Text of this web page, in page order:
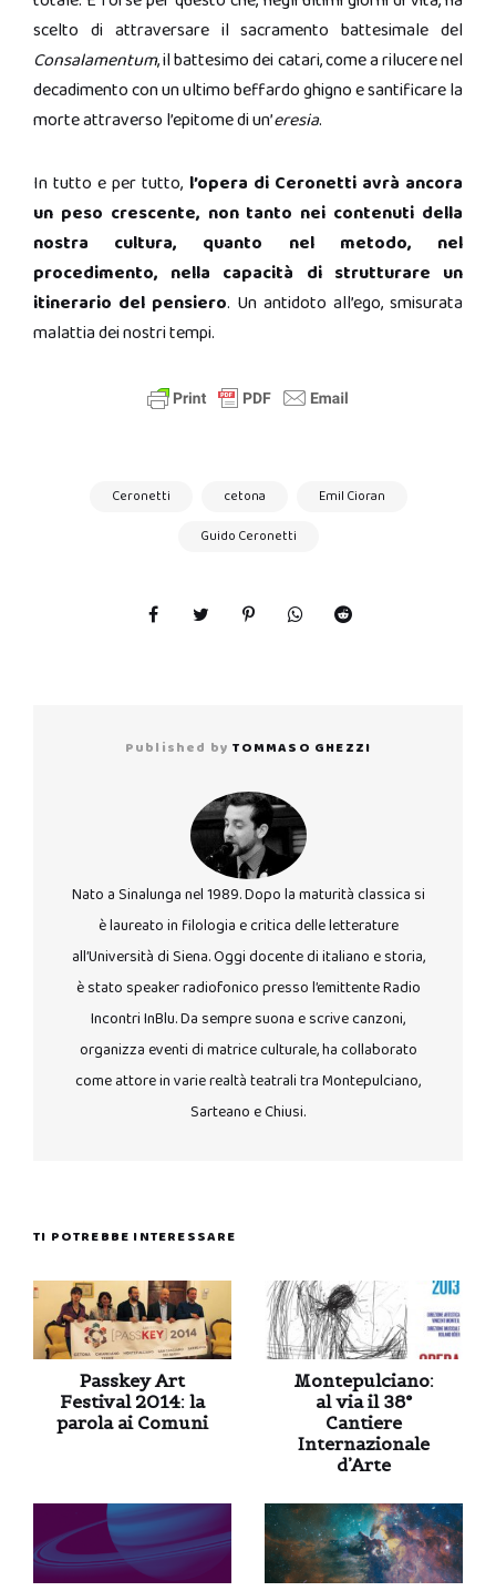
scelto di attraversare il sacramento battesimale del
Consalamentum, il battesimo dei catari, come a rilucere nel
decadimento con un ultimo beffardo ghigno e santificare la
morte attraverso l’epitome di un’eresia.
In tutto e per tutto, l’opera di Ceronetti avrà ancora
un peso crescente, non tanto nei contenuti della
nostra cultura, quanto nel metodo, nel
procedimento, nella capacità di strutturare un
itinerario del pensiero. Un antidoto all’ego, smisurata
malattia dei nostri tempi.
Ceronetti cetona
Emil Cioran
Guido Ceronetti
Published by TOMMASO GHEZZI
Nato a Sinalunga nel 1989. Dopo la maturità classica si
è laureato in filologia e critica delle letterature
all’Università di Siena. Oggi docente di italiano e storia,
è stato speaker radiofonico presso l’emittente Radio
Incontri InBlu. Da sempre suona e scrive canzoni,
organizza eventi di matrice culturale, ha collaborato
come attore in varie realtà teatrali tra Montepulciano,
Sarteano e Chiusi.
TI POTREBBE INTERESSARE
Passkey Art
Festival 2014: la
parola ai Comuni
Montepulciano:
al via il 38°
Cantiere
Internazionale
d’Arte